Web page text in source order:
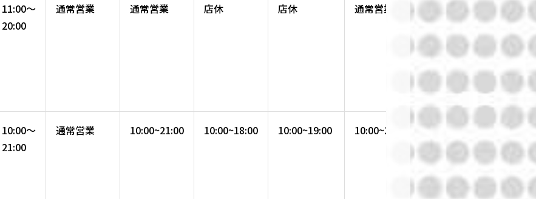
11:00～
20:00
通常営業 通常営業 店休 店休 通常営業 通常営業
10:00～
21:00
通常営業 10:00~21:00 10:00~18:00 10:00~19:00 10:00~21:00 10:00~21:00